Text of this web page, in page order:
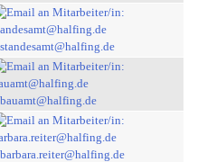
standesamt@halfing.de
bauamt@halfing.de
barbara.reiter@halfing.de